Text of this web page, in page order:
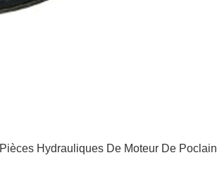
Pièces Hydrauliques De Moteur De Poclain